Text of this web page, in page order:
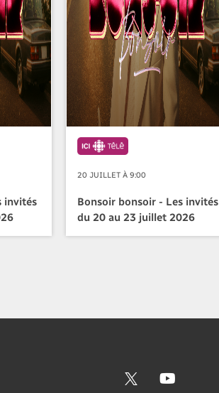
invités
20 JUILLET À 9:00
Bonsoir bonsoir - Les invités
du 20 au 23 juillet 2026